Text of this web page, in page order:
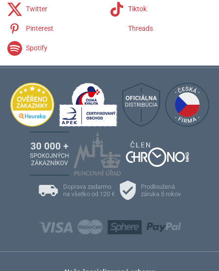
Twitter Tiktok
Pinterest Threads
Spotify
Doprava zadarmo
na všetko od 120 €
Prodloužená
záruka 5 rokov